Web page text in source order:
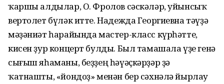
ҡаршы алдылар, О. Фролов сәскәләр, уйынсыҡ
вертолет бүләк итте. Надежда Георгиевна тәүҙә
мәҙәниәт һарайында мастер-класс күрһәтте,
кисен ҙур концерт булды. Был тамашала үҙе генә
сығыш яһаманы, беҙҙең һәүәҫкәрҙәр ҙә
ҡатнашты, «йондоҙ» менән бер сәхнәлә йырлау